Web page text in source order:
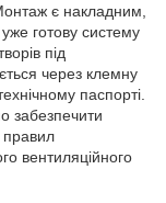
є накладним,
готову систему
під
через клемну
паспорті.
забезпечити
правил
вентиляційного